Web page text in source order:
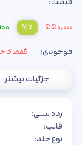
۵۵۰,۰۰۰ %۵
موجودی: فقط 3 جلد
جزئیات بیشتر
رده سنی:
قالب:
نوع جلد: